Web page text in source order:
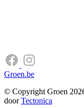
Groen.be
© Copyright Groen
doorTectonica